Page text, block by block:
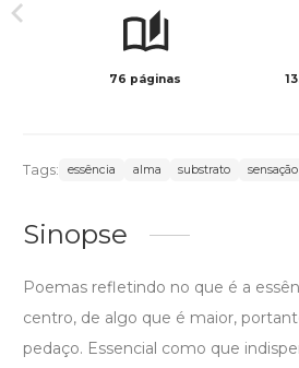
76 páginas
Tags: essência alma substrato sensação
Sinopse
Poemas refletindo no que é a
centro, de algo que é maior,
pedaço. Essencial como que